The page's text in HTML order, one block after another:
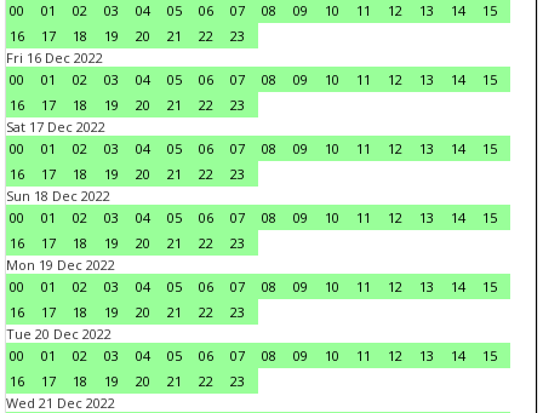
00
01 02 03 04 05 06 07 08 09 10 11 12 13 14
15
16
17 18 19 20 21 22
23
Fri 16 Dec 2022
00
01 02 03 04 05 06 07 08 09 10 11 12 13 14
15
16
17 18 19 20 21 22
23
Sat 17 Dec 2022
00
01 02 03 04 05 06 07 08 09 10 11 12 13 14
15
16
17 18 19 20 21 22
23
Sun 18 Dec 2022
00
01 02 03 04 05 06 07 08 09 10 11 12 13 14
15
16
17 18 19 20 21 22
23
Mon 19 Dec 2022
00
01 02 03 04 05 06 07 08 09 10 11 12 13 14
15
16
17 18 19 20 21 22
23
Tue 20 Dec 2022
00
01 02 03 04 05 06 07 08 09 10 11 12 13 14
15
16
17 18 19 20 21 22
23
Wed 21 Dec 2022